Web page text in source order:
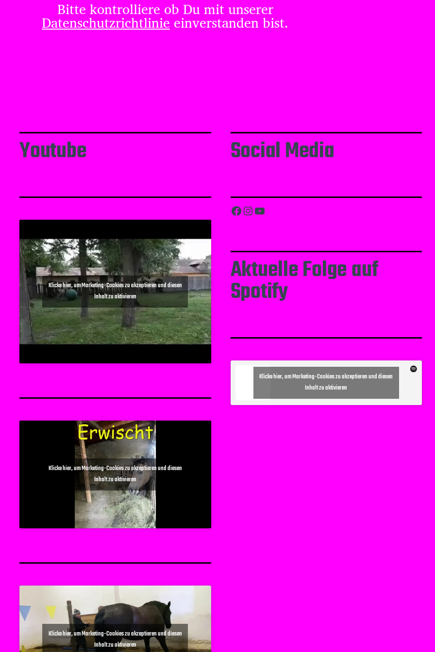
Bitte kontrolliere ob Du mit unserer
Datenschutzrichtlinie einverstanden bist.
Youtube
Klicke hier, um Marketing-Cookies zu akzeptieren und diesen
Inhalt zu aktivieren
Klicke hier, um Marketing-Cookies zu akzeptieren und diesen
Inhalt zu aktivieren
Klicke hier, um Marketing-Cookies zu akzeptieren und diesen
Inhalt zu aktivieren
Social Media
Facebook Instagram YouTube
Aktuelle Folge auf
Spotify
Klicke hier, um Marketing-Cookies zu akzeptieren und diesen
Inhalt zu aktivieren